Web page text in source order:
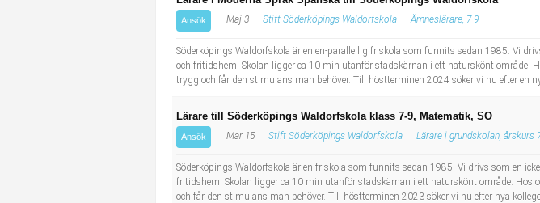
Undersköterska, vård- o specialavd. o mottagning
Ansök Maj 3 Stift Söderköpings Waldorfskola Ämneslärare, 7-9
Söderköpings Waldorfskola är en en-parallellig friskola som funnits sedan 1985. Vi
och fritidshem. Skolan ligger ca 10 min utanför stadskärnan i ett naturskönt område.
trygg och får den stimulans man behöver. Till höstterminen 2024 söker vi nu efter en
Lärare till Söderköpings Waldorfskola klass 7-9, Matematik, SO
Ansök Mar 15 Stift Söderköpings Waldorfskola Lärare i grundskolan, årskurs
Söderköpings Waldorfskola är en friskola som funnits sedan 1985. Vi drivs som en
fritidshem. Skolan ligger ca 10 min utanför stadskärnan i ett naturskönt område. Hos
och får den stimulans man behöver. Till höstterminen 2023 söker vi nu efter nya